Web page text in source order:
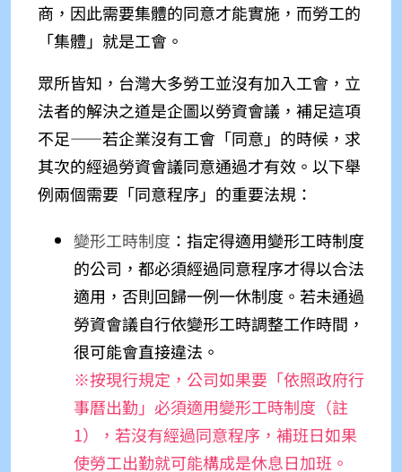
商，因此需要集體的同意才能實施，而勞工的
「集體」就是工會。
眾所皆知，台灣大多勞工並沒有加入工會，立
法者的解決之道是企圖以勞資會議，補足這項
不足——若企業沒有工會「同意」的時候，求
其次的經過勞資會議同意通過才有效。以下舉
例兩個需要「同意程序」的重要法規：
變形工時制度 ：指定得適用變形工時制度
的公司 ，都必須經過同意程序才得以合法
適用，否則回歸一例一休制度。若未通過
勞資會議自行依變形工時調整工作時間，
很可能會直接違法。
※按現行規定，公司如果要「依照政府行
事曆出勤」必須適用變形工時制度（註
1）
，若沒有經過同意程序，補班日如果
使勞工出勤就可能構成是休息日加班。